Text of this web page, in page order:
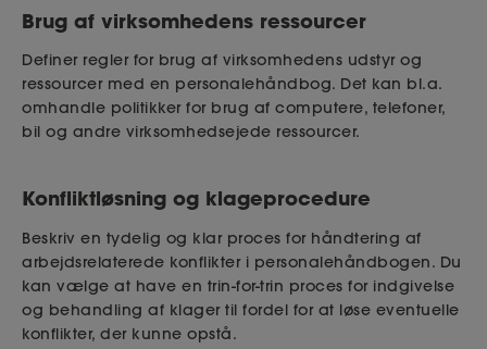
Brug af virksomhedens ressourcer
Definer regler for brug af virksomhedens udstyr og
ressourcer med en personalehåndbog. Det kan bl.a.
omhandle politikker for brug af computere, telefoner,
bil og andre virksomhedsejede ressourcer.
Konfliktløsning og klageprocedure
Beskriv en tydelig og klar proces for håndtering af
arbejdsrelaterede konflikter i personalehåndbogen. Du
kan vælge at have en trin-for-trin proces for indgivelse
og behandling af klager til fordel for at løse eventuelle
konflikter, der kunne opstå.